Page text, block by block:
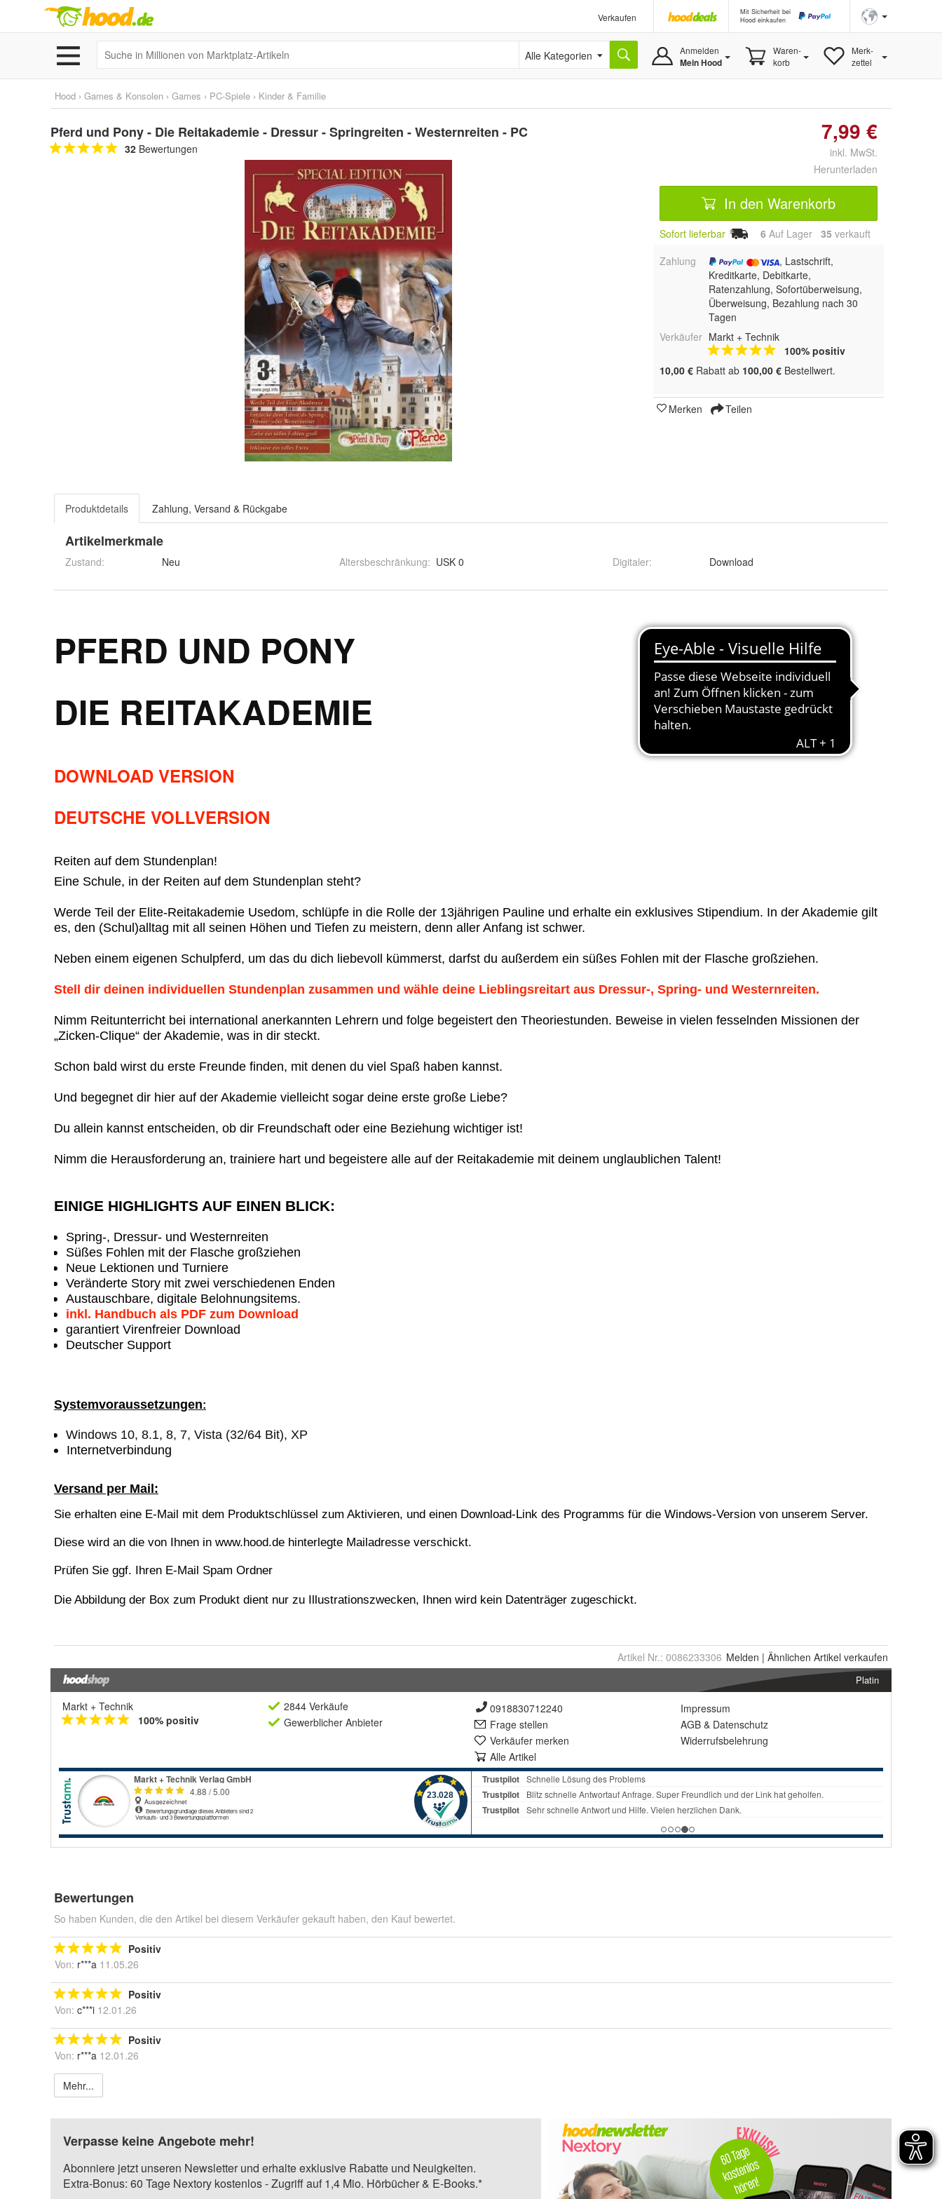
Verkaufen
Mit Sicherheit bei
Hood einkaufen
Alle Kategorien Anmelden
Mein Hood
Waren-
korb
Merk-
zettel
Hood › Games & Konsolen › Games › PC-Spiele › Kinder & Familie
Pferd und Pony - Die Reitakademie - Dressur - Springreiten - Westernreiten - PC
32 Bewertungen
7,99 €
inkl. MwSt.
Herunterladen
In den Warenkorb
Sofort lieferbar 6 Auf Lager 35 verkauft
Zahlung
, Lastschrift,
Kreditkarte, Debitkarte,
Ratenzahlung, Sofortüberweisung,
Überweisung, Bezahlung nach 30
Tagen
Verkäufer Markt + Technik
100% positiv
10,00 € Rabatt ab 100,00 € Bestellwert.
Merken Teilen
Produktdetails Zahlung, Versand & Rückgabe
Artikelmerkmale
Zustand: Neu Altersbeschränkung: USK 0 Digitaler: Download
Artikel Nr.: 0086233306 Melden | Ähnlichen Artikel verkaufen
Platin
Markt + Technik
100% positiv
2844 Verkäufe
Gewerblicher Anbieter
0918830712240
Frage stellen
Verkäufer merken
Alle Artikel
Impressum
AGB & Datenschutz
Widerrufsbelehrung
Bewertungen
So haben Kunden, die den Artikel bei diesem Verkäufer gekauft haben, den Kauf bewertet.
Positiv
Von: r***a 11.05.26
Positiv
Von: c***i 12.01.26
Positiv
Von: r***a 12.01.26
Mehr...
Verpasse keine Angebote mehr!
Abonniere jetzt unseren Newsletter und erhalte exklusive Rabatte und Neuigkeiten.
Extra-Bonus: 60 Tage Nextory kostenlos - Zugriff auf 1,4 Mio. Hörbücher & E-Books.*